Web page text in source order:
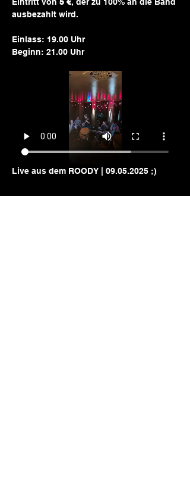
ausbezahlt wird.
Einlass: 19.00 Uhr
Beginn: 21.00 Uhr
Live aus dem ROODY | 09.05.2025 ;)